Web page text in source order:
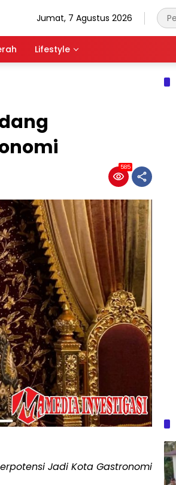
Jumat, 7 Agustus 2026
Lifestyle
585
Jadi Kota Gastronomi